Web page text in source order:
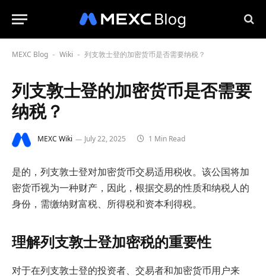
MEXC Blog - Wiki - 列支敦士登的加密货币是否需要纳税？
列支敦士登的加密货币是否需要
纳税？
MEXC Wiki July 22, 2025 1 Min Read
是的，列支敦士登对加密货币交易适用税收。该公国将加
密货币视为一种财产，因此，根据交易的性质和纳税人的
身份，需缴纳财富税、所得税和资本利得税。
理解列支敦士登加密税的重要性
对于在列支敦士登的投资者、交易者和加密货币用户来